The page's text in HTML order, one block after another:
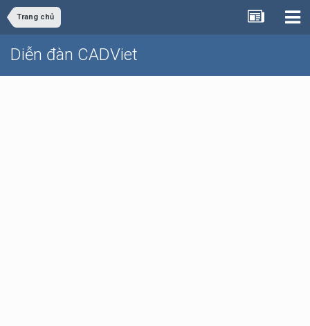
Trang chủ
Diễn đàn CADViet